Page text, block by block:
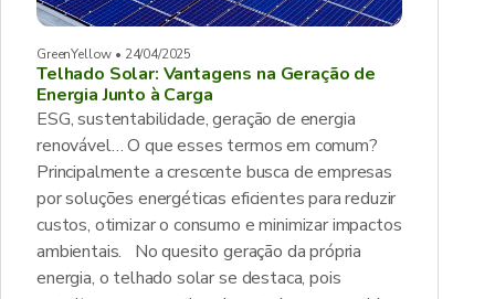
GreenYellow • 24/04/2025
Telhado Solar: Vantagens na Geração de
Energia Junto à Carga
ESG, sustentabilidade, geração de energia
renovável… O que esses termos em comum?
Principalmente a crescente busca de empresas
por soluções energéticas eficientes para reduzir
custos, otimizar o consumo e minimizar impactos
ambientais. No quesito geração da própria
energia, o telhado solar se destaca, pois